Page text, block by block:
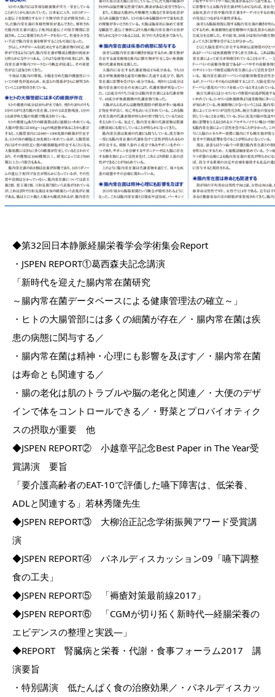
◆第32回日本静脈経腸栄養学会学術集会Report
・JSPEN REPORT①葛西森夫記念講演
「新時代を迎えた腸内常在菌研究
～腸内常在菌データベースによる健康管理法の確立～」
・ヒトの大腸管部には多くの細菌が存在／・腸内常在菌は疾
患の病態に関与する／
・腸内常在菌は精神・心理にも影響を及ぼす／・腸内常在菌
は寿命とも関連する／
・腸の老化は肌のトラブルや脳の老化と関連／・大便のデザ
インで体をコントロールできる／・野菜とプロバイオティク
スの摂取が重要 他
◆JSPEN REPORT② 小越章平記念Best Paper in The Year受
賞講演 要旨
「要介護高齢者のEAT-10で評価した嚥下障害は、低栄養、
ADLと関連する」若林秀隆先生
◆JSPEN REPORT③ 大柳治正記念学術振興アワード受賞講
演
◆JSPEN REPORT④ パネルディスカッション09「嚥下調整
食の工夫」
◆JSPEN REPORT⑤ 「褥瘡対策最前線2017」
◆JSPEN REPORT⑥ 「CGMが切り拓く新時代―経腸栄養の
エビデンスの整理と実践―」
◆REPORT 腎臓病と栄養・代謝・食事フォーラム2017 講
演要旨
・特別講演 低たんぱく食の治療効果／・パネルディスカッ